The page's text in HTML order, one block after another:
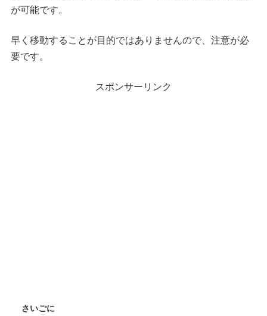
が可能です。
早く移動することが目的ではありませんので、注意が必
要です。
スポンサーリンク
さいごに